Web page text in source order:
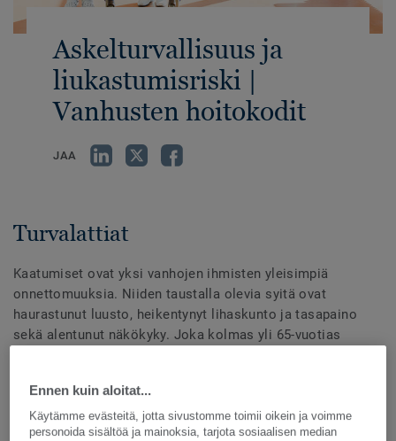
Askelturvallisuus ja
liukastumisriski |
Vanhusten hoitokodit
JAA
Turvalattiat
Kaatumiset ovat yksi vanhojen ihmisten yleisimpiä
onnettomuuksia. Niiden taustalla olevia syitä ovat
haurastunut luusto, heikentynyt lihaskunto ja tasapaino
sekä alentunut näkökyky. Joka kolmas yli 65-vuotias
Yksi tapa vähentää kaatumisia on käyttää liukastumista
ehkäiseviä lattioita. Portaat ja tasoerot on merkittävä
Ennen kuin aloitat...
Käytämme evästeitä, jotta sivustomme toimii oikein ja voimme
personoida sisältöä ja mainoksia, tarjota sosiaalisen median